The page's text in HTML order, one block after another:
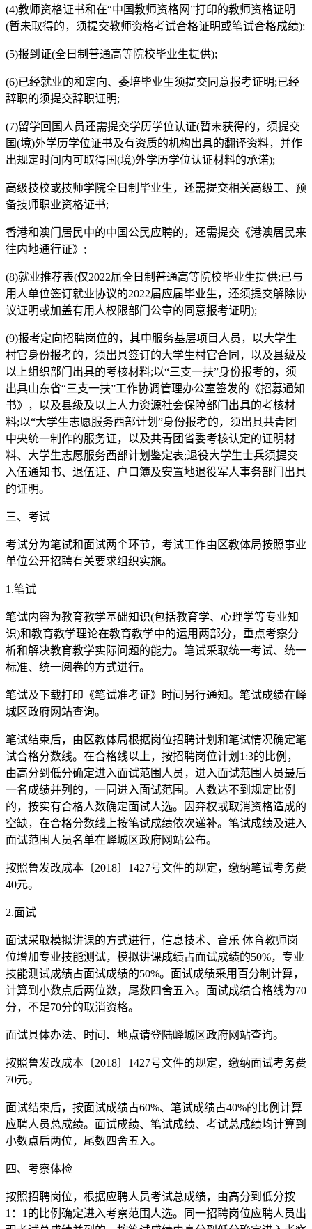
(4)教师资格证书和在“中国教师资格网”打印的教师资格证明
(暂未取得的，须提交教师资格考试合格证明或笔试合格成绩);
(5)报到证(全日制普通高等院校毕业生提供);
(6)已经就业的和定向、委培毕业生须提交同意报考证明;已经
辞职的须提交辞职证明;
(7)留学回国人员还需提交学历学位认证(暂未获得的，须提交
国(境)外学历学位证书及有资质的机构出具的翻译资料，并作
出规定时间内可取得国(境)外学历学位认证材料的承诺);
高级技校或技师学院全日制毕业生，还需提交相关高级工、预
备技师职业资格证书;
香港和澳门居民中的中国公民应聘的，还需提交《港澳居民来
往内地通行证》;
(8)就业推荐表(仅2022届全日制普通高等院校毕业生提供;已与
用人单位签订就业协议的2022届应届毕业生，还须提交解除协
议证明或加盖有用人权限部门公章的同意报考证明);
(9)报考定向招聘岗位的，其中服务基层项目人员，以大学生
村官身份报考的，须出具签订的大学生村官合同，以及县级及
以上组织部门出具的考核材料;以“三支一扶”身份报考的，须
出具山东省“三支一扶”工作协调管理办公室签发的《招募通知
书》，以及县级及以上人力资源社会保障部门出具的考核材
料;以“大学生志愿服务西部计划”身份报考的，须出具共青团
中央统一制作的服务证，以及共青团省委考核认定的证明材
料、大学生志愿服务西部计划鉴定表;退役大学生士兵须提交
入伍通知书、退伍证、户口簿及安置地退役军人事务部门出具
的证明。
三、考试
考试分为笔试和面试两个环节，考试工作由区教体局按照事业
单位公开招聘有关要求组织实施。
1.笔试
笔试内容为教育教学基础知识(包括教育学、心理学等专业知
识)和教育教学理论在教育教学中的运用两部分，重点考察分
析和解决教育教学实际问题的能力。笔试采取统一考试、统一
标准、统一阅卷的方式进行。
笔试及下载打印《笔试准考证》时间另行通知。笔试成绩在峄
城区政府网站查询。
笔试结束后，由区教体局根据岗位招聘计划和笔试情况确定笔
试合格分数线。在合格线以上，按招聘岗位计划1:3的比例，
由高分到低分确定进入面试范围人员，进入面试范围人员最后
一名成绩并列的，一同进入面试范围。人数达不到规定比例
的，按实有合格人数确定面试人选。因弃权或取消资格造成的
空缺，在合格分数线上按笔试成绩依次递补。笔试成绩及进入
面试范围人员名单在峄城区政府网站公布。
按照鲁发改成本〔2018〕1427号文件的规定，缴纳笔试考务费
40元。
2.面试
面试采取模拟讲课的方式进行，信息技术、音乐 体育教师岗
位增加专业技能测试，模拟讲课成绩占面试成绩的50%，专业
技能测试成绩占面试成绩的50%。面试成绩采用百分制计算，
计算到小数点后两位数，尾数四舍五入。面试成绩合格线为70
分，不足70分的取消资格。
面试具体办法、时间、地点请登陆峄城区政府网站查询。
按照鲁发改成本〔2018〕1427号文件的规定，缴纳面试考务费
70元。
面试结束后，按面试成绩占60%、笔试成绩占40%的比例计算
应聘人员总成绩。面试成绩、笔试成绩、考试总成绩均计算到
小数点后两位，尾数四舍五入。
四、考察体检
按照招聘岗位，根据应聘人员考试总成绩，由高分到低分按
1：1的比例确定进入考察范围人选。同一招聘岗位应聘人员出